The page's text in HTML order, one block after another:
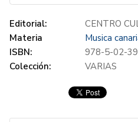
Editorial:
CENTRO
Materia
Musica
ISBN:
978-5-02-
Colección:
VARIAS